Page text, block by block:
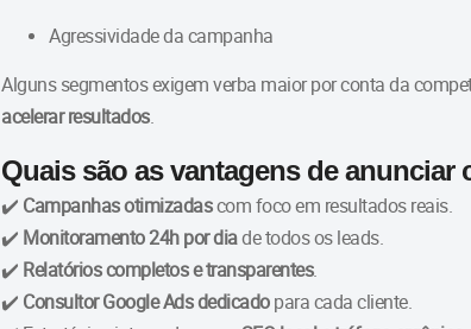
Agressividade da campanha
Alguns segmentos exigem verba maior por conta da
acelerar resultados.
Quais são as vantagens de anunciar
✔️ Campanhas otimizadascom foco em resultados reais.
✔️ Monitoramento 24h por diade todos os leads.
✔️ Relatórios completos e transparentes.
✔️ Consultor Google Ads dedicadopara cada cliente.